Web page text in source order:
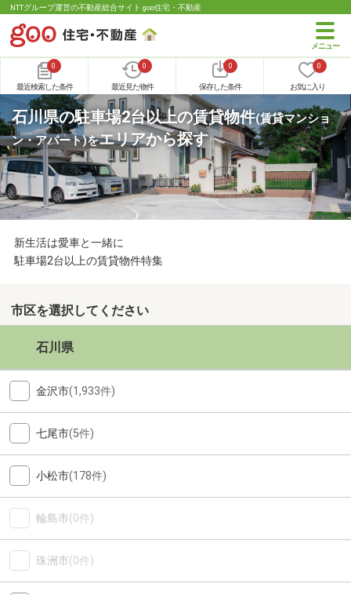
NTTグループ運営の不動産総合サイト goo住宅・不動産
0
最近検索した条件
0
最近見た物件
0
保存した条件
0
お気に入り
石川県の駐車場2台以上の賃貸物件(賃貸マンショ
ン・アパート)をエリアから探す
新生活は愛車と一緒に
駐車場2台以上の賃貸物件特集
市区を選択してください
石川県
金沢市(1,933件)
七尾市(5件)
小松市(178件)
輪島市(0件)
珠洲市(0件)